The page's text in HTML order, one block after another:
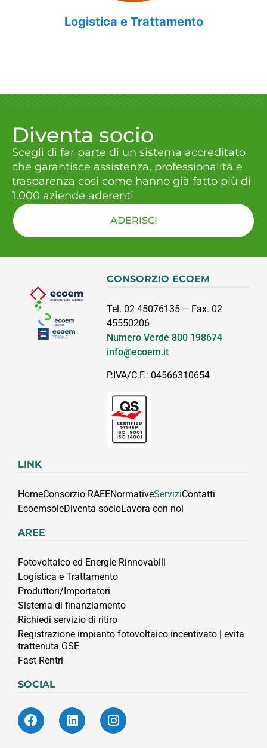
Logistica e Trattamento
Diventa socio
Scegli di far parte di un sistema accreditato
che garantisce assistenza, professionalità e
trasparenza cosi come hanno già fatto più di
1.000 aziende aderenti
ADERISCI
CONSORZIO ECOEM
Tel. 02 45076135 – Fax. 02
45550206
Numero Verde 800 198674
info@ecoem.it
P.IVA/C.F.: 04566310654
LINK
HomeConsorzio RAEENormativeServiziContatti
EcoemsoleDiventa socioLavora con noi
AREE
Fotovoltaico ed Energie Rinnovabili
Logistica e Trattamento
Produttori/Importatori
Sistema di finanziamento
Richiedi servizio di ritiro
Registrazione impianto fotovoltaico incentivato | evita
trattenuta GSE
Fast Rentri
SOCIAL